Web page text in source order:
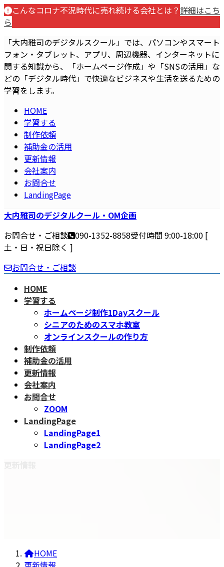
コ
ン
ン
ツ
へ
ス
キ
ナ
ビ
ー
シ
ョ
ン
に
こんなコロナ不況時代に売れ続ける会社とは？ 詳細はこち
ら
「大内雅司のデジタルスクール」では、パソコンやスマート
フォン・タブレット、アプリ、周辺機器、インターネットに
関する知識から、「ホームページ作成」や「SNSの活用」な
どの「デジタル時代」で快適なビジネスや生活を送るための
学習をします。
HOME
学習する
制作依頼
補助金の活用
更新情報
会社案内
お問合せ
LandingPage
大内雅司のデジタルクール・OM企画
お問合せ・ご相談 090-1352-8858受付時間 9:00-18:00 [
土・日・祝日除く ]
お問合せ・ご相談
HOME
学習する
ホームページ制作1Dayスクール
シニアのためのスマホ教室
オンラインスクールの作り方
制作依頼
補助金の活用
更新情報
会社案内
お問合せ
ZOOM
LandingPage
LandingPage1
LandingPage2
HOME